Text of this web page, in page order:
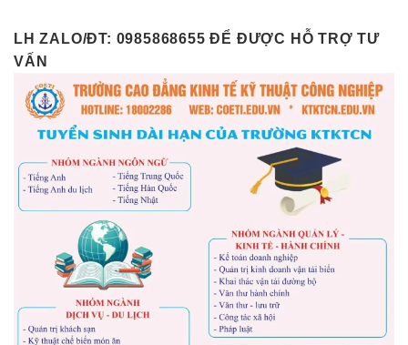
LH ZALO/ĐT: 0985868655 ĐỂ ĐƯỢC HỖ TRỢ TƯ
VẤN